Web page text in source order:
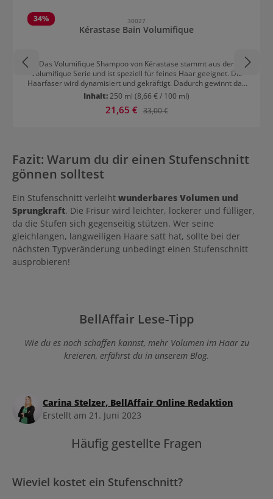
34% 30027
Kérastase Bain Volumifique
Das Volumifique Shampoo von Kérastase stammt aus der
Volumifique Serie und ist speziell für feines Haar geeignet. Die
Haarfaser wird dynamisiert und gekräftigt. Dadurch gewinnt das
Haar an Volumen und Vitalität. Resultat: Mehr Volumen, Pflege und
Fülle Das Haar gewinnt an Kraft und Vitalität
Inhalt:250 ml (8,66 € / 100 ml)
Verkaufspreis:
21,65 € Regulärer Preis:
33,00 €
Fazit: Warum du dir einen Stufenschnitt
gönnen solltest
Ein Stufenschnitt verleiht wunderbares Volumen und
Sprungkraft. Die Frisur wird leichter, lockerer und fülliger,
da die Stufen sich gegenseitig stützen. Wer seine
gleichlangen, langweiligen Haare satt hat, sollte bei der
nächsten Typveränderung unbedingt einen Stufenschnitt
ausprobieren!
BellAffair Lese-Tipp
Wie du es noch schaffen kannst, mehr Volumen im Haar zu
kreieren, erfährst du in unserem Blog.
Carina Stelzer, BellAffair Online Redaktion
Erstellt am 21. Juni 2023
Häufig gestellte Fragen
Wieviel kostet ein Stufenschnitt?